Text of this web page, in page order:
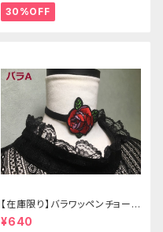
30%OFF
【在庫限り】バラワッペンチョーカ
ー
¥640